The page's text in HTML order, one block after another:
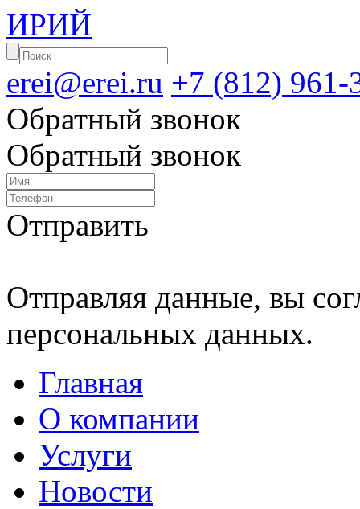
ИРИЙ
erei@erei.ru +7 (812) 961-
Обратный звонок
Обратный звонок
Отправить
Отправляя данные, вы
персональных данных.
Главная
О компании
Услуги
Новости